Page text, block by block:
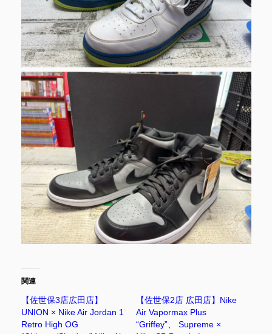
関連
【佐世保3店広田店】
UNION × Nike Air Jordan 1
Retro High OG
【佐世保2店 広田店】Nike
Air Vapormax Plus
“Griffey”、 Supreme ×